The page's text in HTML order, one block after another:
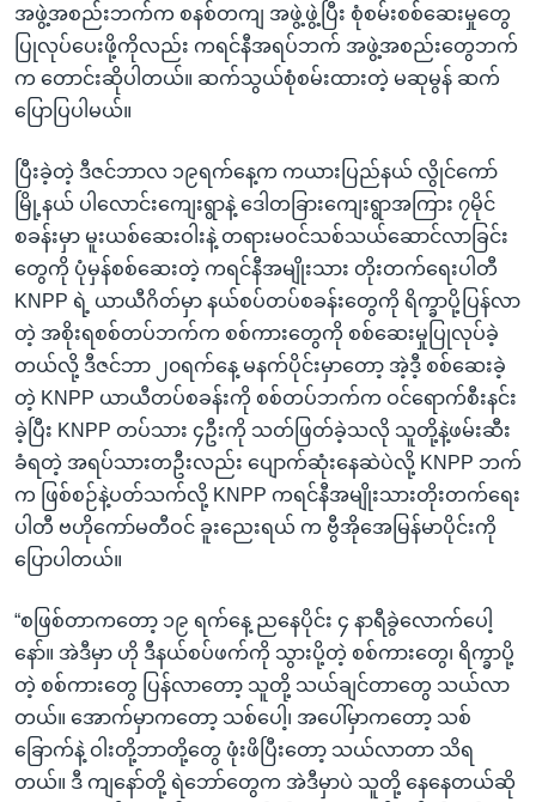
အဖွဲ့အစည်းဘက်က စနစ်တကျ အဖွဲ့ဖွဲ့ပြီး စုံစမ်းစစ်ဆေးမှုတွေ
ပြုလုပ်ပေးဖို့ကိုလည်း ကရင်နီအရပ်ဘက် အဖွဲ့အစည်းတွေဘက်
က တောင်းဆိုပါတယ်။ ဆက်သွယ်စုံစမ်းထားတဲ့ မဆုမွန် ဆက်
ပြောပြပါမယ်။
ပြီးခဲ့တဲ့ ဒီဇင်ဘာလ ၁၉ရက်နေ့က ကယားပြည်နယ် လွိုင်ကော်
မြို့နယ် ပါလောင်းကျေးရွာနဲ့ ဒေါတခြားကျေးရွာအကြား ၇မိုင်
စခန်းမှာ မူးယစ်ဆေးဝါးနဲ့ တရားမဝင်သစ်သယ်ဆောင်လာခြင်း
တွေကို ပုံမှန်စစ်ဆေးတဲ့ ကရင်နီအမျိုးသား တိုးတက်ရေးပါတီ
KNPP ရဲ့ ယာယီဂိတ်မှာ နယ်စပ်တပ်စခန်းတွေကို ရိက္ခာပို့ပြန်လာ
တဲ့ အစိုးရစစ်တပ်ဘက်က စစ်ကားတွေကို စစ်ဆေးမှုပြုလုပ်ခဲ့
တယ်လို့ ဒီဇင်ဘာ ၂၀ရက်နေ့ မနက်ပိုင်းမှာတော့ အဲ့ဒီ့ စစ်ဆေးခဲ့
တဲ့ KNPP ယာယီတပ်စခန်းကို စစ်တပ်ဘက်က ဝင်ရောက်စီးနင်း
ခဲ့ပြီး KNPP တပ်သား ၄ဦးကို သတ်ဖြတ်ခဲ့သလို သူတို့နဲ့ဖမ်းဆီး
ခံရတဲ့ အရပ်သားတဦးလည်း ပျောက်ဆုံးနေဆဲပဲလို့ KNPP ဘက်
က ဖြစ်စဉ်နဲ့ပတ်သက်လို့ KNPP ကရင်နီအမျိုးသားတိုးတက်ရေး
ပါတီ ဗဟိုကော်မတီဝင် ခူးညေးရယ် က ဗွီအိုအေမြန်မာပိုင်းကို
ပြောပါတယ်။
“စဖြစ်တာကတော့ ၁၉ ရက်နေ့ ညနေပိုင်း ၄ နာရီခွဲလောက်ပေါ့
နော်။ အဲဒီမှာ ဟို ဒီနယ်စပ်ဖက်ကို သွားပို့တဲ့ စစ်ကားတွေ၊ ရိက္ခာပို့
တဲ့ စစ်ကားတွေ ပြန်လာတော့ သူတို့ သယ်ချင်တာတွေ သယ်လာ
တယ်။ အောက်မှာကတော့ သစ်ပေါ့၊ အပေါ်မှာကတော့ သစ်
ခြောက်နဲ့ ဝါးတို့ဘာတို့တွေ ဖုံးဖိပြီးတော့ သယ်လာတာ သိရ
တယ်။ ဒီ ကျနော်တို့ ရဲဘော်တွေက အဲဒီမှာပဲ သူတို့ နေနေတယ်ဆို